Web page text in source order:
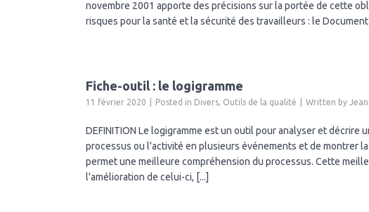
(NPS)
novembre 2001 apporte des précisions sur la portée de cette
risques pour la santé et la sécurité des travailleurs : le
Fiche-outil : le logigramme
11 février 2020 Posted in Divers, Outils de la qualité Written by
DEFINITION Le logigramme est un outil pour analyser et
processus ou l'activité en plusieurs événements et de montrer
permet une meilleure compréhension du processus. Cette
l'amélioration de celui-ci, [...]